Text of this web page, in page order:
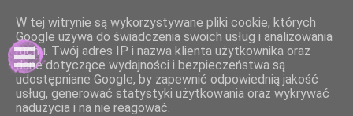
W tej witrynie są wykorzystywane pliki cookie, których
Google używa do świadczenia swoich usług i analizowania
ruchu. Twój adres IP i nazwa klienta użytkownika oraz
dane dotyczące wydajności i bezpieczeństwa są
udostępniane Google, by zapewnić odpowiednią jakość
usług, generować statystyki użytkowania oraz wykrywać
nadużycia i na nie reagować.